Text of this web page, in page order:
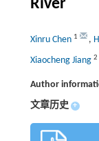
River
Xinru Chen 1 ,
Xiaocheng Jiang 2
Author
文章历史 +